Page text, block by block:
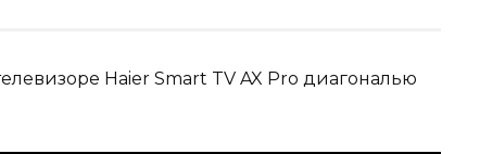
Haier Smart TV AX Pro диагональю